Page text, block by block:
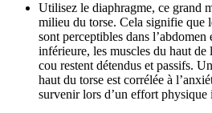
Utilisez le diaphragme, ce grand
milieu du torse. Cela signifie que
sont perceptibles dans l’abdomen
inférieure, les muscles du haut de
cou restent détendus et passifs.
haut du torse est corrélée à
survenir lors d’un effort physique